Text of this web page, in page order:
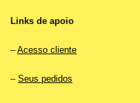
Links de apoio
–Acesso cliente
– Seus pedidos